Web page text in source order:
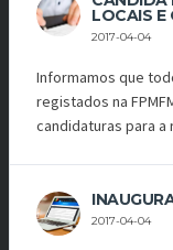
LOCAIS E
2017-04-04
Informamos que
registados na
candidaturas para a
2017-04-04